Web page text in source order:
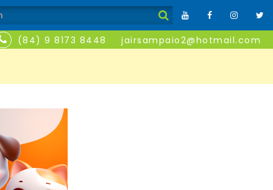
(84) 9 8173 8448 jairsampaio2@hotmail.com